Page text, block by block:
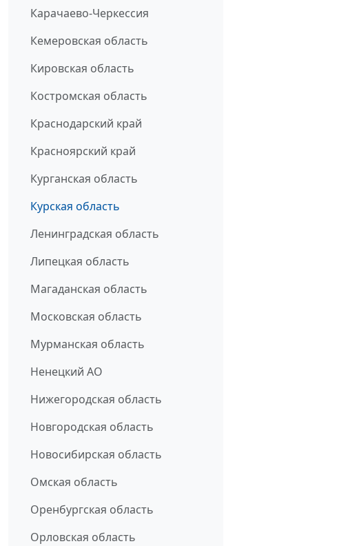
Карачаево-Черкессия
Кемеровская область
Кировская область
Костромская область
Краснодарский край
Красноярский край
Курганская область
Курская область
Ленинградская область
Липецкая область
Магаданская область
Московская область
Мурманская область
Ненецкий АО
Нижегородская область
Новгородская область
Новосибирская область
Омская область
Оренбургская область
Орловская область